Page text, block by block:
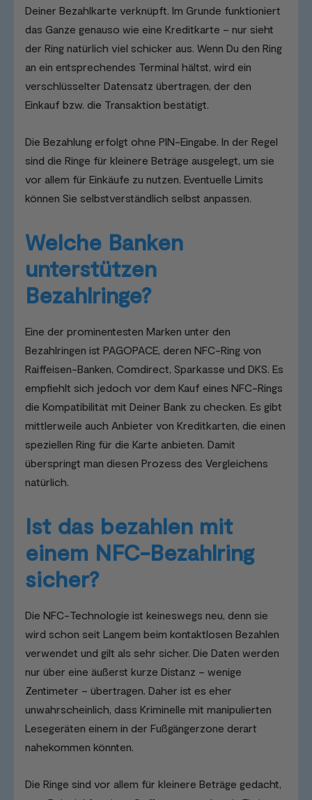
Deiner Bezahlkarte verknüpft. Im Grunde funktioniert
das Ganze genauso wie eine Kreditkarte – nur sieht
der Ring natürlich viel schicker aus. Wenn Du den Ring
an ein entsprechendes Terminal hältst, wird ein
verschlüsselter Datensatz übertragen, der den
Einkauf bzw. die Transaktion bestätigt.
Die Bezahlung erfolgt ohne PIN-Eingabe. In der Regel
sind die Ringe für kleinere Beträge ausgelegt, um sie
vor allem für Einkäufe zu nutzen. Eventuelle Limits
können Sie selbstverständlich selbst anpassen.
Welche Banken
unterstützen
Bezahlringe?
Eine der prominentesten Marken unter den
Bezahlringen ist PAGOPACE, deren NFC-Ring von
Raiffeisen-Banken, Comdirect, Sparkasse und DKS. Es
empfiehlt sich jedoch vor dem Kauf eines NFC-Rings
die Kompatibilität mit Deiner Bank zu checken. Es gibt
mittlerweile auch Anbieter von Kreditkarten, die einen
speziellen Ring für die Karte anbieten. Damit
überspringt man diesen Prozess des Vergleichens
natürlich.
Ist das bezahlen mit
einem NFC-Bezahlring
sicher?
Die NFC-Technologie ist keineswegs neu, denn sie
wird schon seit Langem beim kontaktlosen Bezahlen
verwendet und gilt als sehr sicher. Die Daten werden
nur über eine äußerst kurze Distanz – wenige
Zentimeter – übertragen. Daher ist es eher
unwahrscheinlich, dass Kriminelle mit manipulierten
Lesegeräten einem in der Fußgängerzone derart
nahekommen könnten.
Die Ringe sind vor allem für kleinere Beträge gedacht,